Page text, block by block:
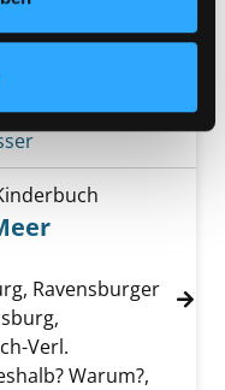
57; Tiere im Meer
Verfasser
Ravensburger
Verl.
Warum?,